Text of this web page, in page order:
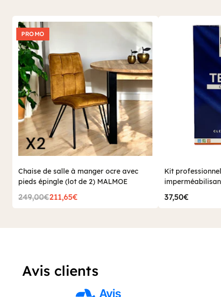
PROMO
Chaise de salle à manger ocre avec
pieds épingle (lot de 2) MALMOE
249,00€211,65€
Kit
(500 ml)
37,50€
Avis clients